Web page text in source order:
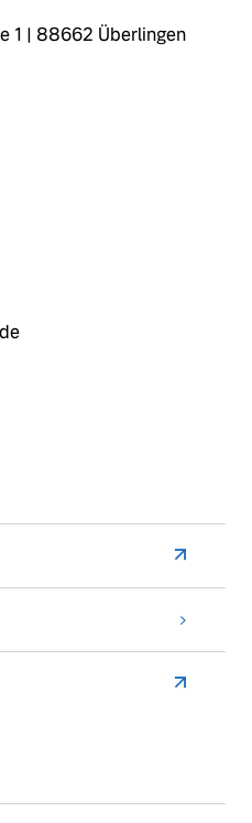
1 | 88662 Überlingen